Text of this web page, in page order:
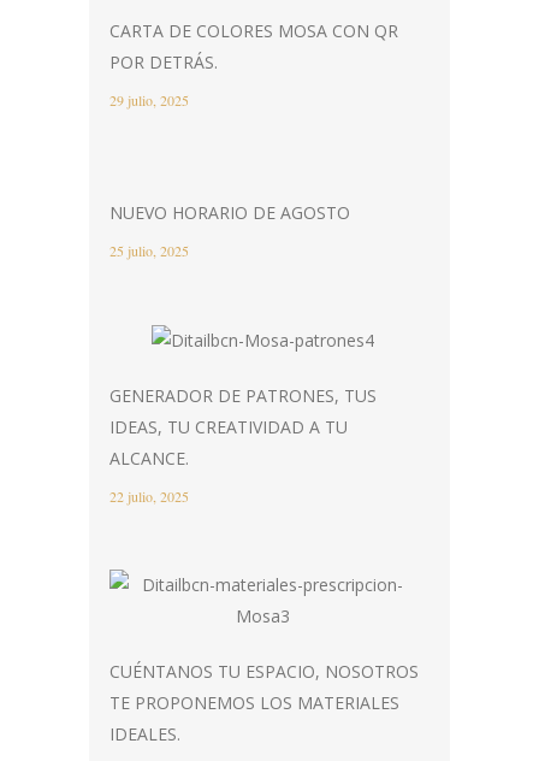
CARTA DE COLORES MOSA CON QR
POR DETRÁS.
29 julio, 2025
NUEVO HORARIO DE AGOSTO
25 julio, 2025
GENERADOR DE PATRONES, TUS
IDEAS, TU CREATIVIDAD A TU
ALCANCE.
22 julio, 2025
CUÉNTANOS TU ESPACIO, NOSOTROS
TE PROPONEMOS LOS MATERIALES
IDEALES.